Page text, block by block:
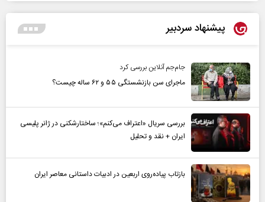
پیشنهاد سردبیر
جام‌جم آنلاین بررسی کرد
ماجرای سن بازنشستگی ۵۵ و ۶۲ ساله چیست؟
بررسی سریال «اعتراف می‌کنم»؛ ساختارشکنی در ژانر پلیسی
ایران + نقد و تحلیل
بازتاب پیاده‌روی اربعین در ادبیات داستانی معاصر ایران